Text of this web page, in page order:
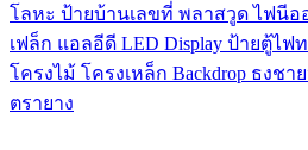
โลหะ ป้ายบ้านเลขที่ พลาสวูด ไฟนี
เฟล็ก แอลอีดี LED Display ป้ายตู้ไฟ
โครงไม้ โครงเหล็ก Backdrop ธงชา
ตรายาง